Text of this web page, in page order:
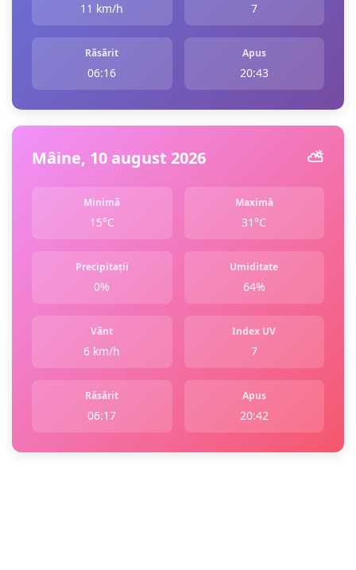
11 km/h 7
Răsărit
06:16
Apus
20:43
Mâine, 10 august 2026 ⛅️
Minimă
15°C
Maximă
31°C
Precipitații
0%
Umiditate
64%
Vânt
6 km/h
Index UV
7
Răsărit
06:17
Apus
20:42